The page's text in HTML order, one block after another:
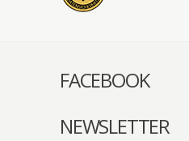
FACEBOOK
NEWSLETTER